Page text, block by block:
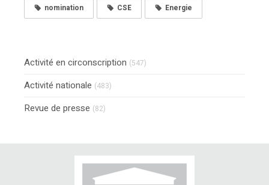
nomination CSE Energie
Activité en circonscription (547)
Activité nationale (483)
Revue de presse (82)